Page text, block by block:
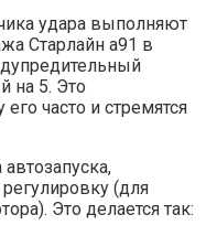
удара выполняют
Старлайн а91 в
на 5. Это
часто и стремятся
(для
Это делается так: